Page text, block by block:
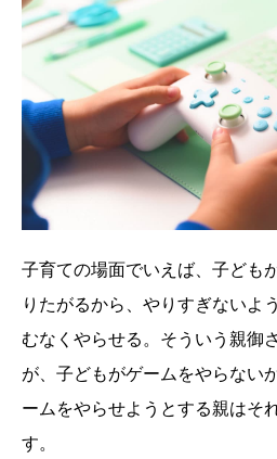
子育ての場面でいえば、子ども
りたがるから、やりすぎないよ
むなくやらせる。そういう親御
が、子どもがゲームをやらない
ームをやらせようとする親はそ
す。